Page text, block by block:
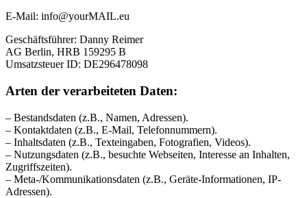
E-Mail: info@yourMAIL.eu
Geschäftsführer: Danny Reimer
AG Berlin, HRB 159295 B
Umsatzsteuer ID: DE296478098
Arten der verarbeiteten Daten:
– Bestandsdaten (z.B., Namen, Adressen).
– Kontaktdaten (z.B., E-Mail, Telefonnummern).
– Inhaltsdaten (z.B., Texteingaben, Fotografien, Videos).
– Nutzungsdaten (z.B., besuchte Webseiten, Interesse an Inhalten,
Zugriffszeiten).
– Meta-/Kommunikationsdaten (z.B., Geräte-Informationen, IP-
Adressen).